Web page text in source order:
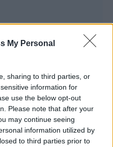
My Personal
sharing to third parties, or
information for
use the below opt-out
Please note that after your
may continue seeing
information utilized by
to third parties prior to
τη δική μου